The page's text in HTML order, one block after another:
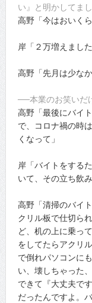
い』と明かしてま
高野「今はおいく
岸「２万増えました
高野「先月は少な
──本業のお笑いだ
高野「最後にバイ
で、コロナ禍の時
くなって」
岸「バイトをする
いて、その立ち飲
高野「清掃のバイ
クリル板で仕切ら
ど、机の上に乗っ
をしてたらアクリ
で倒れパソコンに
い、壊しちゃった
できて『大丈夫で
だったんですよ。